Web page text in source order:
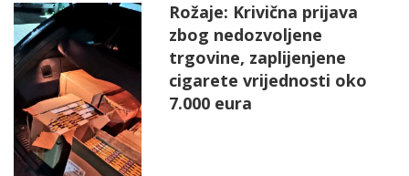
Rožaje: Krivična prijava
zbog nedozvoljene
trgovine, zaplijenjene
cigarete vrijednosti oko
7.000 eura